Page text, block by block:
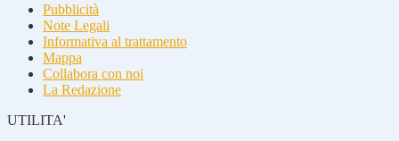
Pubblicità
Note Legali
Informativa al trattamento
Mappa
Collabora con noi
La Redazione
UTILITA'